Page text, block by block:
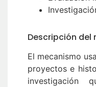
Descripción del
El mecanismo
proyectos e
investigación